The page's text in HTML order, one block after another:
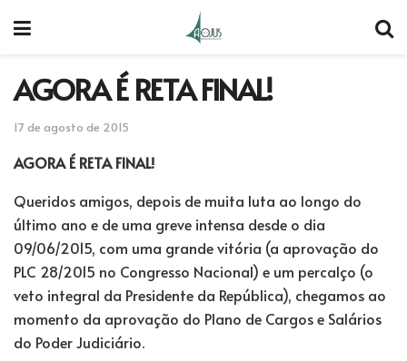
AGORA É RETA FINAL!
17 de agosto de 2015
AGORA É RETA FINAL!
Queridos amigos, depois de muita luta ao longo do
último ano e de uma greve intensa desde o dia
09/06/2015, com uma grande vitória (a aprovação do
PLC 28/2015 no Congresso Nacional) e um percalço (o
veto integral da Presidente da República), chegamos ao
momento da aprovação do Plano de Cargos e Salários
do Poder Judiciário.